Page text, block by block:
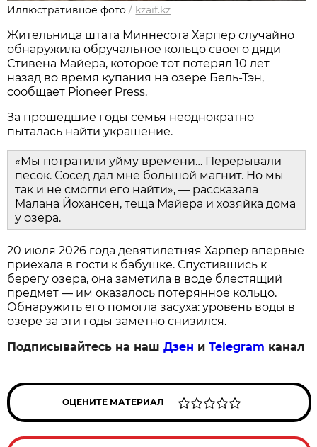
Иллюстративное фото / kzaif.kz
Жительница штата Миннесота Харпер случайно
обнаружила обручальное кольцо своего дяди
Стивена Майера, которое тот потерял 10 лет
назад во время купания на озере Бель-Тэн,
сообщает Pioneer Press.
За прошедшие годы семья неоднократно
пыталась найти украшение.
«Мы потратили уйму времени… Перерывали
песок. Сосед дал мне большой магнит. Но мы
так и не смогли его найти», — рассказала
Малана Йохансен, теща Майера и хозяйка дома
у озера.
20 июля 2026 года девятилетняя Харпер впервые
приехала в гости к бабушке. Спустившись к
берегу озера, она заметила в воде блестящий
предмет — им оказалось потерянное кольцо.
Обнаружить его помогла засуха: уровень воды в
озере за эти годы заметно снизился.
Подписывайтесь на нашДзен иTelegram канал
ОЦЕНИТЕ МАТЕРИАЛ